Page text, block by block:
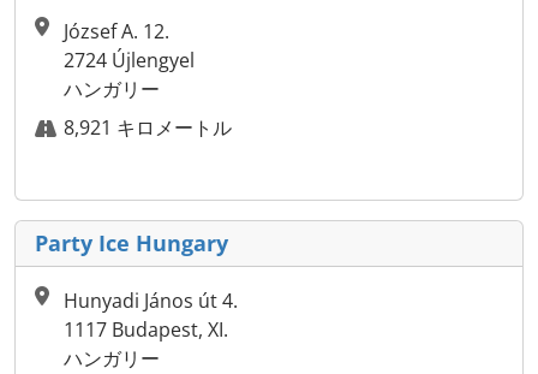
József A. 12.
2724 Újlengyel
ハンガリー
8,921 キロメートル
Party Ice Hungary
Hunyadi János út 4.
1117 Budapest, XI.
ハンガリー